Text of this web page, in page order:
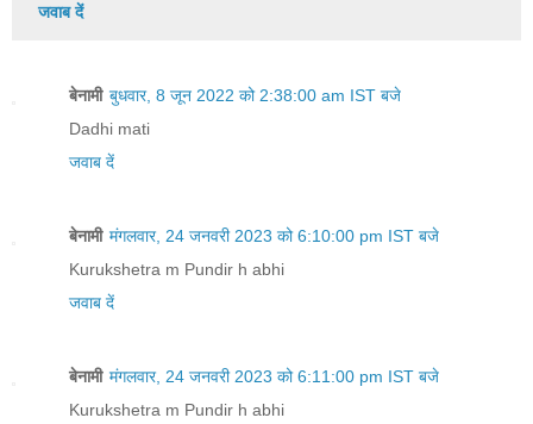
जवाब दें
बेनामी बुधवार, 8 जून 2022 को 2:38:00 am IST बजे
Dadhi mati
जवाब दें
बेनामी मंगलवार, 24 जनवरी 2023 को 6:10:00 pm IST बजे
Kurukshetra m Pundir h abhi
जवाब दें
बेनामी मंगलवार, 24 जनवरी 2023 को 6:11:00 pm IST बजे
Kurukshetra m Pundir h abhi